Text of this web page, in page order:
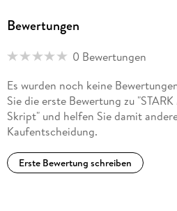
Bewertungen
0 Bewertungen
Es wurden noch keine
Sie die erste Bewertung zu
Skript" und helfen Sie damit
Kaufentscheidung.
Erste Bewertung schreiben